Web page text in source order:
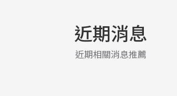
近期消息
近期相關消息推薦